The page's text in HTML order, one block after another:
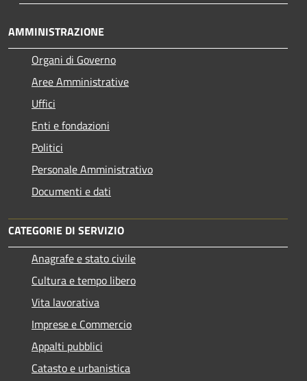
AMMINISTRAZIONE
Organi di Governo
Aree Amministrative
Uffici
Enti e fondazioni
Politici
Personale Amministrativo
Documenti e dati
CATEGORIE DI SERVIZIO
Anagrafe e stato civile
Cultura e tempo libero
Vita lavorativa
Imprese e Commercio
Appalti pubblici
Catasto e urbanistica